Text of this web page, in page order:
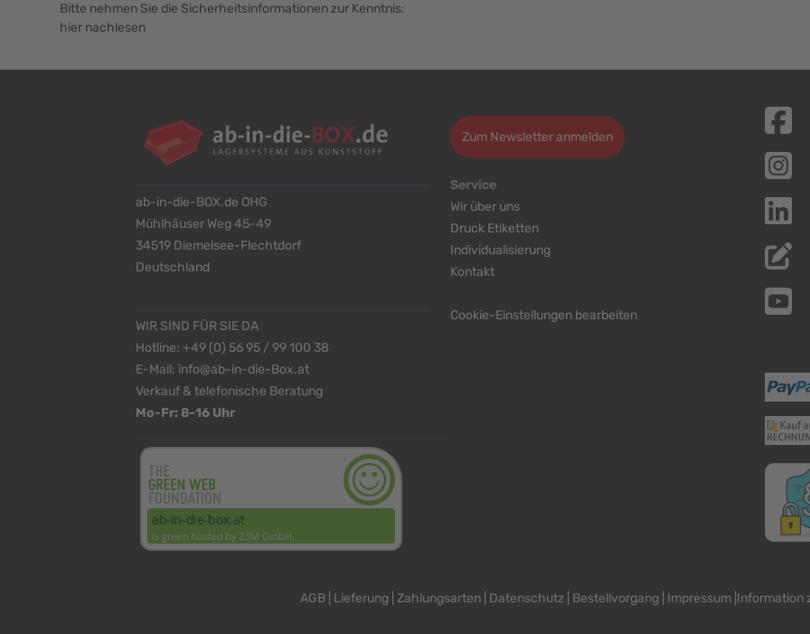
Bitte nehmen Sie die Sicherheitsinformationen zur Kenntnis:
hier nachlesen
ab-in-die-BOX.de OHG
Mühlhäuser Weg 45-49
34519 Diemelsee-Flechtdorf
Deutschland
WIR SIND FÜR SIE DA
Hotline: +49 (0) 56 95 / 99 100 38
E-Mail: info@ab-in-die-Box.at
Verkauf & telefonische Beratung
Mo-Fr: 8-16 Uhr
Zum Newsletter anmelden
Service
Wir über uns
Druck Etiketten
Individualisierung
Kontakt
Cookie-Einstellungen bearbeiten
AGB Lieferung Zahlungsarten Datenschutz Bestellvorgang Impressum Information